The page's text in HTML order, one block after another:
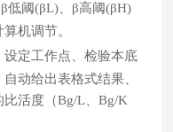
低阈(βL)、β高阈(βH)
机调节。
定工作点、检验本底
动给出表格式结果、
比活度（Bg/L、Bg/K